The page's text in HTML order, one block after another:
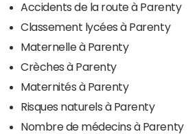
Accidents de la route à Parenty
Classement lycées à Parenty
Maternelle à Parenty
Crèches à Parenty
Maternités à Parenty
Risques naturels à Parenty
Nombre de médecins à Parenty